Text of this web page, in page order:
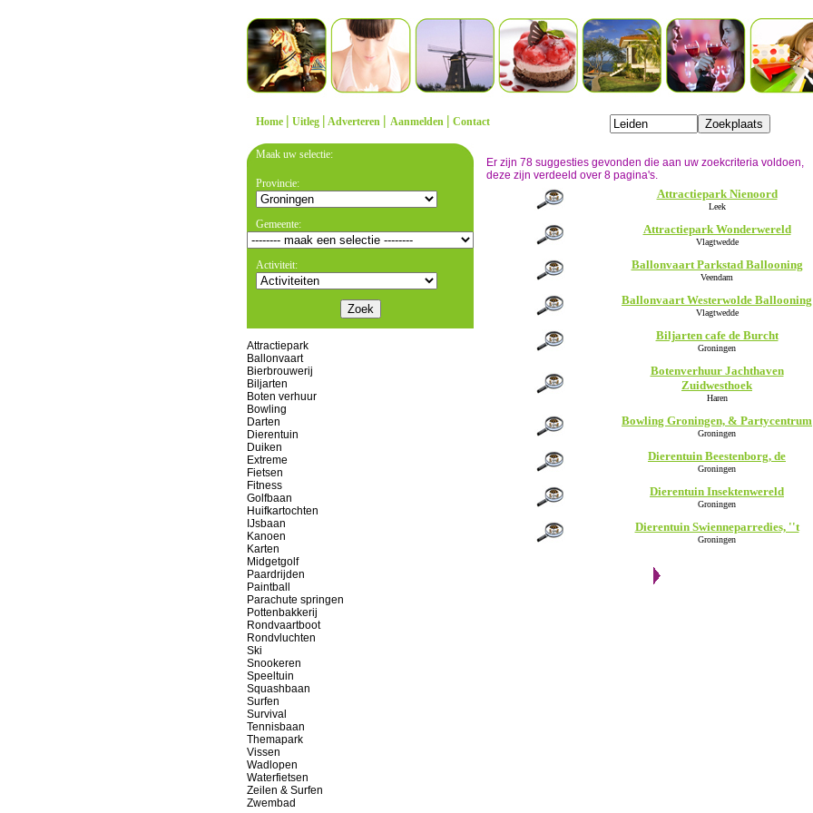
Home | Uitleg | Adverteren | Aanmelden | Contact
Maak uw selectie:
Provincie:
Gemeente:
Activiteit:
Attractiepark
Ballonvaart
Bierbrouwerij
Biljarten
Boten verhuur
Bowling
Darten
Dierentuin
Duiken
Extreme
Fietsen
Fitness
Golfbaan
Huifkartochten
IJsbaan
Kanoen
Karten
Midgetgolf
Paardrijden
Paintball
Parachute springen
Pottenbakkerij
Rondvaartboot
Rondvluchten
Ski
Snookeren
Speeltuin
Squashbaan
Surfen
Survival
Tennisbaan
Themapark
Vissen
Wadlopen
Waterfietsen
Zeilen & Surfen
Zwembad
Er zijn 78 suggesties gevonden die aan uw zoekcriteria voldoen,
deze zijn verdeeld over 8 pagina's.
Attractiepark Nienoord
Leek
Attractiepark Wonderwereld
Vlagtwedde
Ballonvaart Parkstad Ballooning
Veendam
Ballonvaart Westerwolde Ballooning
Vlagtwedde
Biljarten cafe de Burcht
Groningen
Botenverhuur Jachthaven
Zuidwesthoek
Haren
Bowling Groningen, & Partycentrum
Groningen
Dierentuin Beestenborg, de
Groningen
Dierentuin Insektenwereld
Groningen
Dierentuin Swienneparredies, ''t
Groningen